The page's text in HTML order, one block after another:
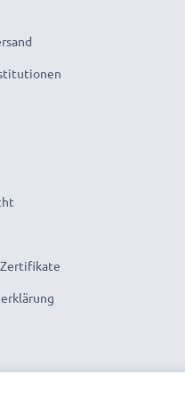
Schnelle Lieferung & 3